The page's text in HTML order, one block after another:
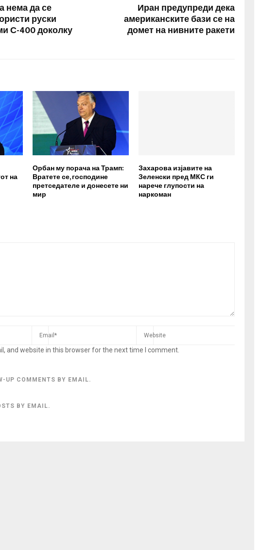
нема да се
руски
С-400 доколку
Иран предупреди дека
американските бази се на
домет на нивните ракети
на
Орбан му порача на Трамп:
Вратете се, господине
претседателе и донесете ни
мир
Захарова изјавите на
Зеленски пред МКС ги
нарече глупости на
наркоман
and website in this browser for the next time I comment.
UP COMMENTS BY EMAIL.
BY EMAIL.